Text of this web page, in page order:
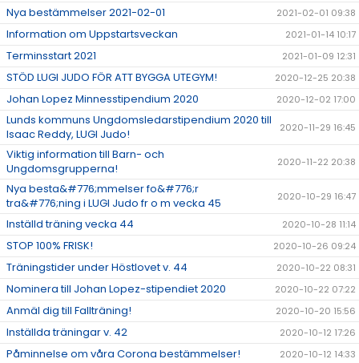
Nya bestämmelser 2021-02-01 2021-02-01 09:38
Information om Uppstartsveckan 2021-01-14 10:17
Terminsstart 2021 2021-01-09 12:31
STÖD LUGI JUDO FÖR ATT BYGGA UTEGYM! 2020-12-25 20:38
Johan Lopez Minnesstipendium 2020 2020-12-02 17:00
Lunds kommuns Ungdomsledarstipendium 2020 till
Isaac Reddy, LUGI Judo!
2020-11-29 16:45
Viktig information till Barn- och
Ungdomsgrupperna!
2020-11-22 20:38
Nya besta&#776;mmelser fo&#776;r
tra&#776;ning i LUGI Judo fr o m vecka 45
2020-10-29 16:47
Inställd träning vecka 44 2020-10-28 11:14
STOP 100% FRISK! 2020-10-26 09:24
Träningstider under Höstlovet v. 44 2020-10-22 08:31
Nominera till Johan Lopez-stipendiet 2020 2020-10-22 07:22
Anmäl dig till Fallträning! 2020-10-20 15:56
Inställda träningar v. 42 2020-10-12 17:26
Påminnelse om våra Corona bestämmelser! 2020-10-12 14:33